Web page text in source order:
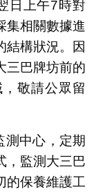
日上午7時對
集相關數據進
結構狀況。因
三巴牌坊前的
敬請公眾留
測中心，定期
，監測大三巴
的保養維護工